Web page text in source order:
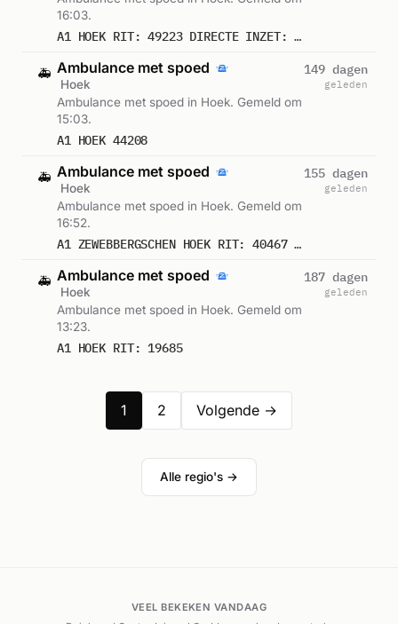
16:03.
A1 HOEK RIT: 49223 DIRECTE INZET: JA
🚑 Ambulance met spoed
Hoek
Ambulance met spoed in Hoek. Gemeld om
15:03.
A1 HOEK 44208
149 dagen
geleden
🚑 Ambulance met spoed
Hoek
Ambulance met spoed in Hoek. Gemeld om
16:52.
A1 ZEWEBBERGSCHEN HOEK RIT: 40467 DIRECTE INZET: JA
155 dagen
geleden
🚑 Ambulance met spoed
Hoek
Ambulance met spoed in Hoek. Gemeld om
13:23.
A1 HOEK RIT: 19685
187 dagen
geleden
1 2 Volgende →
Alle regio's →
VEEL BEKEKEN VANDAAG